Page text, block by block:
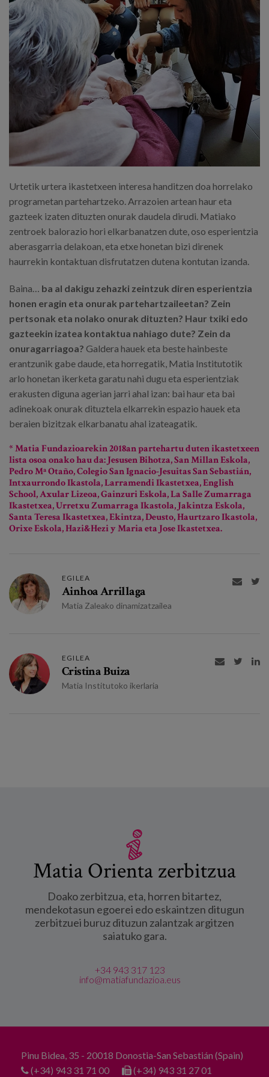
Urtetik urtera ikastetxeen interesa handitzen doa horrelako
programetan partehartzeko. Arrazoien artean haur eta
gazteek izaten dituzten onurak daudela dirudi. Matiako
zentroek balorazio hori elkarbanatzen dute, oso esperientzia
aberasgarria delakoan, eta etxe honetan bizi direnek
haurrekin kontaktuan disfrutatzen dutena kontutan izanda.
Baina… ba al dakigu zehazki zeintzuk diren esperientzia
honen eragin eta onurak partehartzaileetan? Zein
pertsonak eta nolako onurak dituzten? Haur txiki edo
gazteekin izatea kontaktua nahiago dute? Zein da
onuragarriagoa? Galdera hauek eta beste hainbeste
erantzunik gabe daude, eta horregatik, Matia Institutotik
arlo honetan ikerketa garatu nahi dugu eta esperientziak
erakusten diguna agerian jarri ahal izan: bai haur eta bai
adinekoak onurak dituztela elkarrekin espazio hauek eta
beraien bizitzak elkarbanatu ahal izateagatik.
* Matia Fundazioarekin 2018an partehartu duten ikastetxeen
lista osoa onako hau da: Jesusen Bihotza, San Millan Eskola,
Pedro Mª Otaño, Colegio San Ignacio-Jesuitas San Sebastián,
Intxaurrondo Ikastola, Larramendi Ikastetxea, English
School, Axular Lizeoa, Gainzuri Eskola, La Salle Zumarraga
Ikastetxea, Urretxu Zumarraga Ikastola, Jakintza Eskola,
Santa Teresa Ikastetxea, Ekintza, Deusto, Haurtzaro Ikastola,
Orixe Eskola, Hazi&Hezi y Maria eta Jose Ikastetxea.
EGILEA
Ainhoa Arrillaga
Matia Zaleako dinamizatzailea
 
EGILEA
Cristina Buiza
Matia Institutoko ikerlaria
  
Matia Orienta zerbitzua
Doako zerbitzua, eta, horren bitartez,
mendekotasun egoerei edo eskaintzen ditugun
zerbitzuei buruz dituzun zalantzak argitzen
saiatuko gara.
+34 943 317 123
info@matiafundazioa.eus
Pinu Bidea, 35 - 20018 Donostia-San Sebastián (Spain)
(+34) 943 31 71 00
(+34) 943 31 27 01